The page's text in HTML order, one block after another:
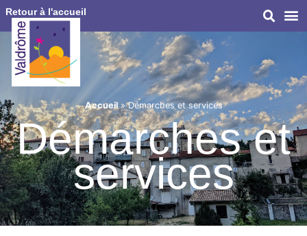
Retour à l'accueil
Accueil»Démarches et services
Démarches et
services